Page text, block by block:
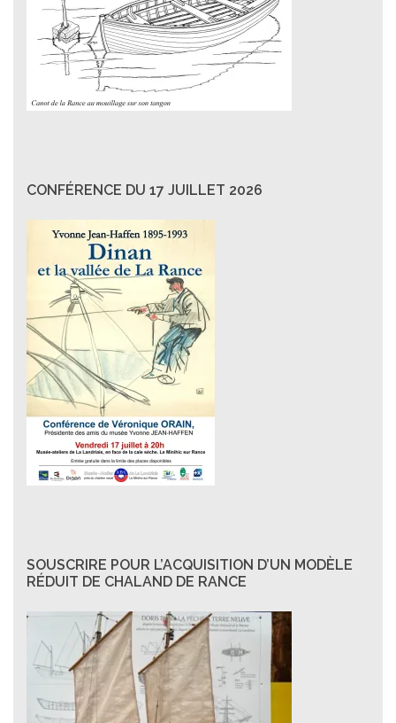
CONFÉRENCE DU 17 JUILLET 2026
SOUSCRIRE POUR L’ACQUISITION D’UN MODÈLE
RÉDUIT DE CHALAND DE RANCE